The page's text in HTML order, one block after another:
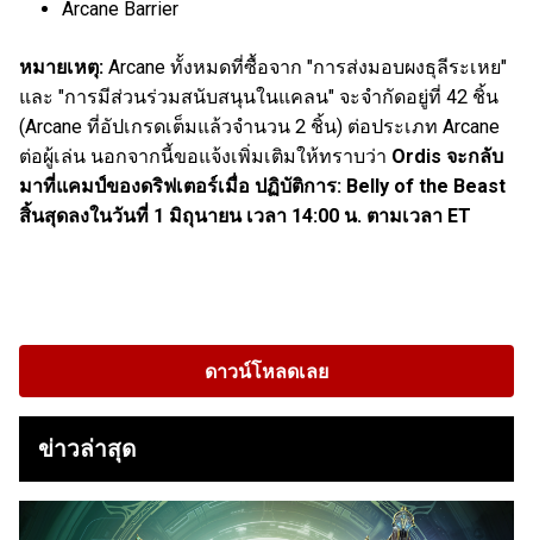
Arcane Barrier
หมายเหตุ: Arcane ทั้งหมดที่ซื้อจาก "การส่งมอบผงธุลีระเหย"
และ "การมีส่วนร่วมสนับสนุนในแคลน" จะจำกัดอยู่ที่ 42 ชิ้น
(Arcane ที่อัปเกรดเต็มแล้วจำนวน 2 ชิ้น) ต่อประเภท Arcane
ต่อผู้เล่น นอกจากนี้ขอแจ้งเพิ่มเติมให้ทราบว่า Ordis จะกลับ
มาที่แคมป์ของดริฟเตอร์เมื่อ ปฏิบัติการ: Belly of the Beast
สิ้นสุดลงในวันที่ 1 มิถุนายน เวลา 14:00 น. ตามเวลา ET
ดาวน์โหลดเลย
ข่าวล่าสุด